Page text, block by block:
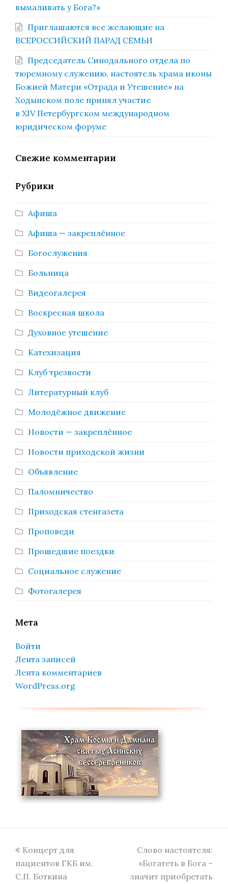
вымаливать у Бога?»
Приглашаются все желающие на
ВСЕРОССИЙСКИЙ ПАРАД СЕМЬИ
Председатель Синодального отдела по
тюремному служению, настоятель храма иконы
Божией Матери «Отрада и Утешение» на
Ходынском поле принял участие
в XIV Петербургском международном
юридическом форуме
Свежие комментарии
Рубрики
Афиша
Афиша — закреплённое
Богослужения
Больница
Видеогалерея
Воскресная школа
Духовное утешение
Катехизация
Клуб трезвости
Литературный клуб
Молодёжное движение
Новости — закреплённое
Новости приходской жизни
Объявление
Паломничество
Приходская стенгазета
Проповеди
Прошедшие поездки
Социальное служение
Фотогалерея
Мета
Войти
Лента записей
Лента комментариев
WordPress.org
previous
post:
Концерт для
пациентов ГКБ им.
С.П. Боткина
next
post:
Слово настоятеля:
«Богатеть в Бога –
значит приобретать